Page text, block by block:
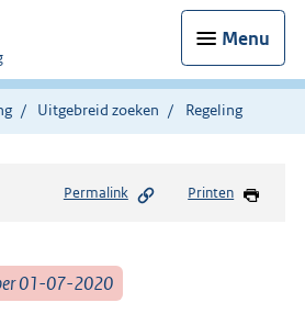
Menu
Uitgebreid zoeken Regeling
Permalink Printen
01-07-2020